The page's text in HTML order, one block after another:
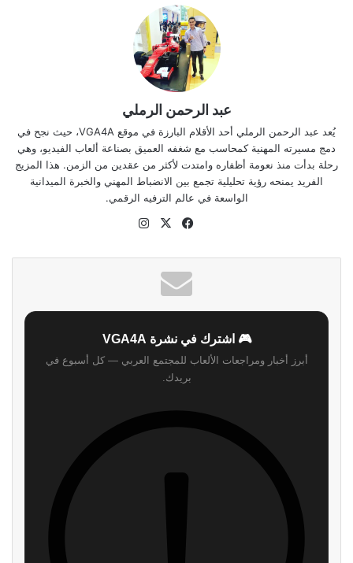
عبد الرحمن الرملي
يُعد عبد الرحمن الرملي أحد الأقلام البارزة في موقع VGA4A، حيث نجح في
دمج مسيرته المهنية كمحاسب مع شغفه العميق بصناعة ألعاب الفيديو، وهي
رحلة بدأت منذ نعومة أظفاره وامتدت لأكثر من عقدين من الزمن. هذا المزيج
الفريد يمنحه رؤية تحليلية تجمع بين الانضباط المهني والخبرة الميدانية
الواسعة في عالم الترفيه الرقمي.
موقع
فيسبوك
‫X
🎮 اشترك في نشرة VGA4A
أبرز أخبار ومراجعات الألعاب للمجتمع العربي — كل أسبوع في
بريدك.